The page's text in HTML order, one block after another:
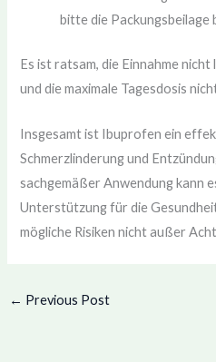
bitte die Packungsbeilage
Es ist ratsam, die Einnahme
und die maximale Tagesdosis
Insgesamt ist Ibuprofen ein
Schmerzlinderung und
sachgemäßer Anwendung kann
Unterstützung für die
mögliche Risiken nicht außer
← Previous Post